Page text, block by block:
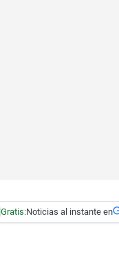
Gratis:Noticias al instante en